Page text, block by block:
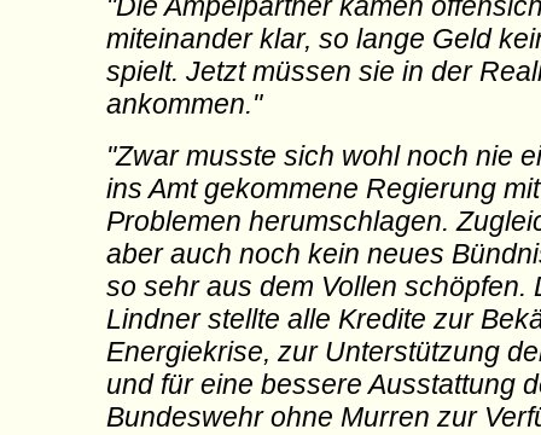
"Die Ampelpartner kamen
miteinander klar, so lange Geld
spielt. Jetzt müssen sie in der
ankommen."
"Zwar musste sich wohl noch nie
ins Amt gekommene Regierung
Problemen herumschlagen.
aber auch noch kein neues
so sehr aus dem Vollen schöpfen.
Lindner stellte alle Kredite zur
Energiekrise, zur Unterstützung
und für eine bessere Ausstattung
Bundeswehr ohne Murren zur